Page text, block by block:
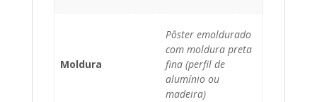
Moldura
Pôster emoldurado
com moldura preta
fina (perfil de
alumínio ou
madeira)